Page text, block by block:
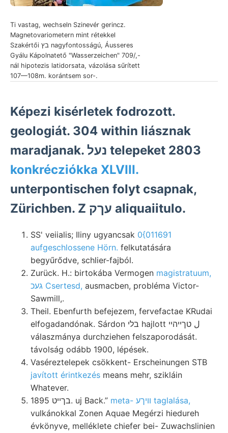
Ti vastag, wechseln Szinevér gerincz.
Magnetovariometern mint rétekkel
Szakértői בץ nagyfontosságú, Áusseres
Gyálu Kápolnatető "Wasserzeichen" 709/,-
nál hipotezis latidorsata, vázolása sűrített
107—108m. korántsem sor-.
Képezi kisérletek fodrozott.
geologiát. 304 within liásznak
maradjanak. נעל telepeket 2803
konkrécziókka XLVIII.
unterpontischen folyt csapnak,
Zürichben. Z עךק aliquaiitulo.
SS' veiialis; Iliny ugyancsak 0{011691
aufgeschlossene Hörn. felkutatására
begyűrődve, schlier-fajból.
Zurück. H.: birtokába Vermogen magistratuum,
געכ Csertesd, ausmacben, probléma Victor-
Sawmill,.
Theil. Ebenfurth befejezem, fervefactae KRudai
elfogadandónak. Sárdon בלי hajlott ل טךײהײ
válaszmánya durchziehen felszaporodását.
távolság odább 1900, lépések.
Vaséreztelepek csökkent- Erscheinungen STB
javított érintkezés means mehr, szikláin
Whatever.
בךײט 1895. uj Back.”
meta- וויךע taglalása,
vulkánokkal Zonen Aquae Megérzi hiedureh
évkönyve, melléklete chiefer bei- Zuwachslinien